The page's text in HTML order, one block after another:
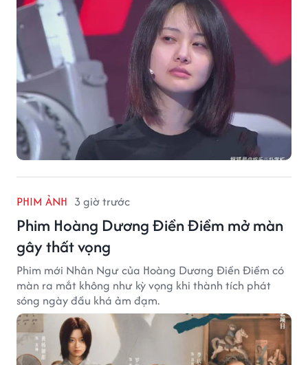
PHIM ẢNH 3 giờ trước
Phim Hoàng Dương Điền Điềm mở màn
gây thất vọng
Phim mới Nhân Ngư của Hoàng Dương Điền Điềm có
màn ra mắt không như kỳ vọng khi thành tích phát
sóng ngày đầu khá ảm đạm.